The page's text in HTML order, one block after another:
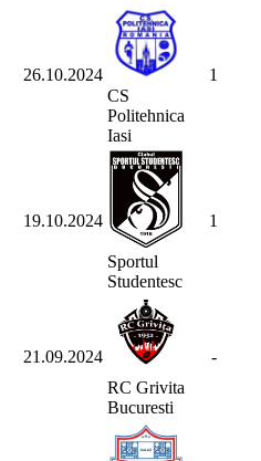
26.10.2024
CS
Politehnica
Iasi
1
19.10.2024
Sportul
Studentesc
1
21.09.2024
RC Grivita
Bucuresti
-